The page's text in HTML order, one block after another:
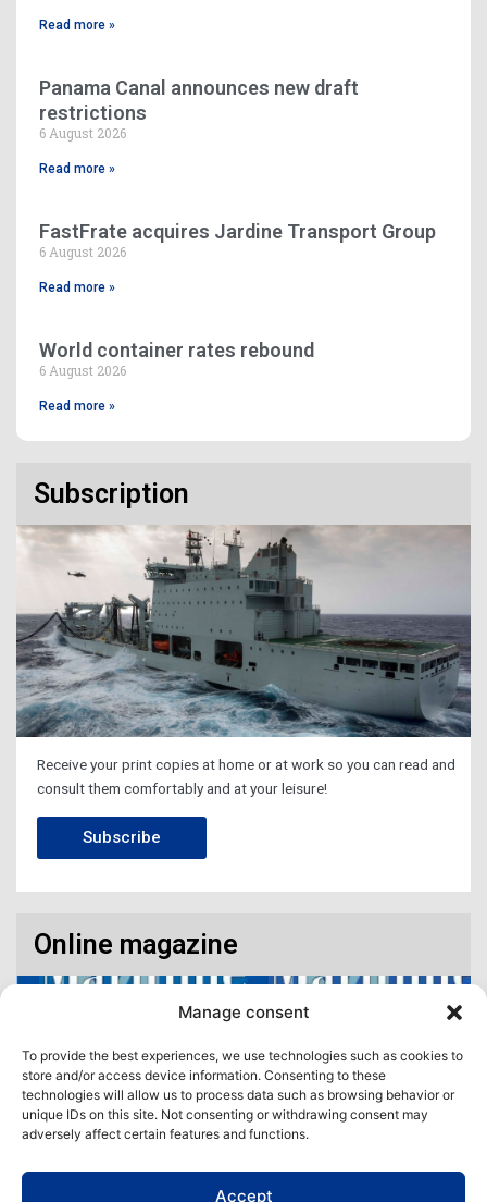
Manage consent
To provide the best experiences, we use technologies such as cookies to
store and/or access device information. Consenting to these
technologies will allow us to process data such as browsing behavior or
unique IDs on this site. Not consenting or withdrawing consent may
adversely affect certain features and functions.
Accept
Read more »
Panama Canal announces new draft
restrictions
6 August 2026
Read more »
FastFrate acquires Jardine Transport Group
6 August 2026
Read more »
World container rates rebound
6 August 2026
Read more »
Subscription
Receive your print copies at home or at work so you can read and
consult them comfortably and at your leisure!
Subscribe
Online magazine